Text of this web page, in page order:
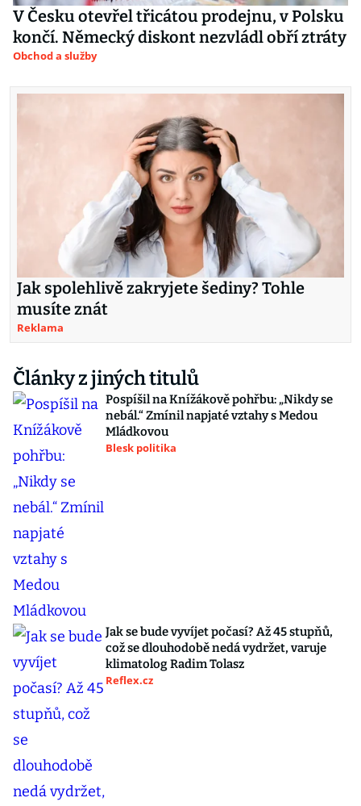
V Česku otevřel třicátou prodejnu, v Polsku
končí. Německý diskont nezvládl obří ztráty
Obchod a služby
Jak spolehlivě zakryjete šediny? Tohle
musíte znát
Reklama
Články z jiných titulů
Pospíšil na Knížákově pohřbu: „Nikdy se
nebál.“ Zmínil napjaté vztahy s Medou
Mládkovou
Blesk politika
Jak se bude vyvíjet počasí? Až 45 stupňů,
což se dlouhodobě nedá vydržet, varuje
klimatolog Radim Tolasz
Reflex.cz